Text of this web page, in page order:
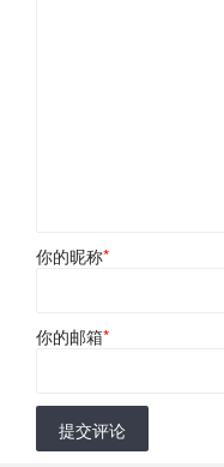
你的昵称*
你的邮箱*
提交评论